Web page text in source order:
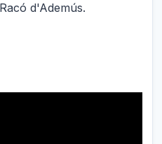
d'Ademús.